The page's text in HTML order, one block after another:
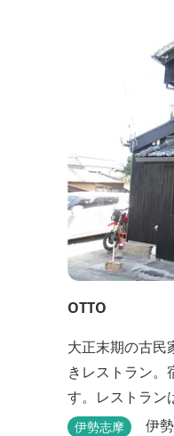
OTTO
大正末期の古民
きレストラン。
す。レストラン
あります。
伊勢志摩 伊